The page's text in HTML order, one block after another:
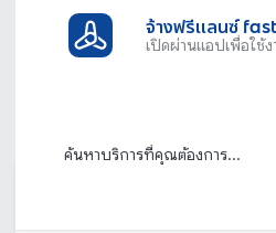
จ้างฟรีแลนซ์
เปิดผ่านแอปเพื่อใช้
หาช่างแอร์ด่วน ร้านแอร์ใก